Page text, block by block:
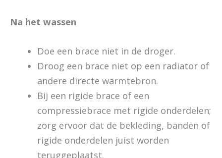
Na het wassen
Doe een brace niet in de droger.
Droog een brace niet op een radiator of
andere directe warmtebron.
Bij een rigide brace of een
compressiebrace met rigide onderdelen;
zorg ervoor dat de bekleding, banden of
rigide onderdelen juist worden
teruggeplaatst.